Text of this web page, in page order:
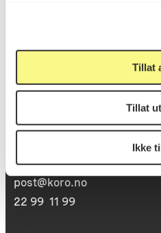
Tillat
Tillat
Ikke
St. Olavs plass
post@koro.no
22 99 11 99